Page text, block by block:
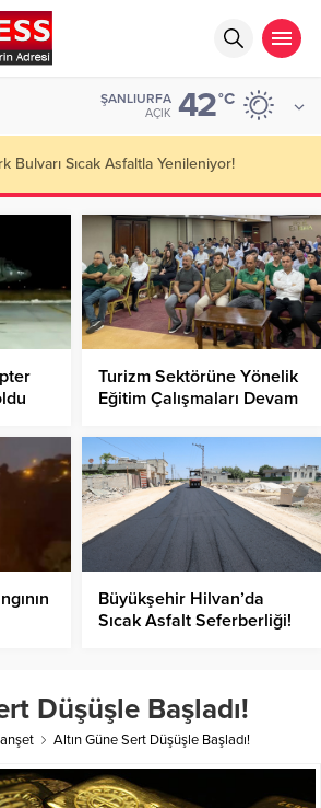
ŞANLIURFA
AÇIK 42°C
IPARD III Kapsamında 634,3 Milyon Lira
Yapıldı!
Turizm Sektörüne Yönelik
Eğitim Çalışmaları Devam
Büyükşehir Hilvan’da
Sıcak Asfalt Seferberliği!
Düşüşle Başladı!
Altın Güne Sert Düşüşle Başladı!